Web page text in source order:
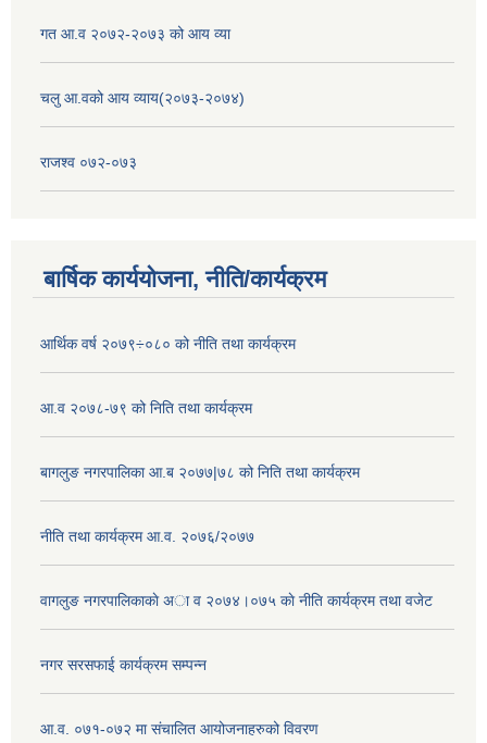
गत आ.व २०७२-२०७३ को आय व्या
चलु आ.वको आय व्याय(२०७३-२०७४)
राजश्व ०७२-०७३
बार्षिक कार्ययोजना, नीति/कार्यक्रम
आर्थिक वर्ष २०७९÷०८० को नीति तथा कार्यक्रम
आ.व २०७८-७९ को निति तथा कार्यक्रम
बागलुङ नगरपालिका आ.ब २०७७|७८ को निति तथा कार्यक्रम
नीति तथा कार्यक्रम आ.व. २०७६/२०७७
वागलुङ नगरपालिकाकाे अा‍ व २०७४।०७५ काे नीति कार्यक्रम तथा वजेट
नगर सरसफाई कार्यक्रम सम्पन्न
आ.व. ०७१-०७२ मा संचालित आयोजनाहरुको विवरण